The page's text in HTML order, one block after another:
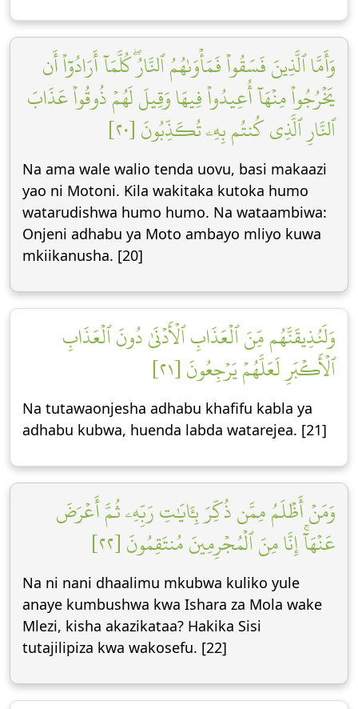
وَأَمَّا ٱلَّذِينَ فَسَقُواْ فَمَأۡوَىٰهُمُ ٱلنَّارُۖ كُلَّمَآ أَرَادُوٓاْ أَن
يَخۡرُجُواْ مِنۡهَآ أُعِيدُواْ فِيهَا وَقِيلَ لَهُمۡ ذُوقُواْ عَذَابَ
ٱلنَّارِ ٱلَّذِي كُنتُم بِهِۦ تُكَذِّبُونَ [٢٠]
Na ama wale walio tenda uovu, basi makaazi
yao ni Motoni. Kila wakitaka kutoka humo
watarudishwa humo humo. Na wataambiwa:
Onjeni adhabu ya Moto ambayo mliyo kuwa
mkiikanusha. [20]
وَلَنُذِيقَنَّهُم مِّنَ ٱلۡعَذَابِ ٱلۡأَدۡنَىٰ دُونَ ٱلۡعَذَابِ
ٱلۡأَكۡبَرِ لَعَلَّهُمۡ يَرۡجِعُونَ [٢١]
Na tutawaonjesha adhabu khafifu kabla ya
adhabu kubwa, huenda labda watarejea. [21]
وَمَنۡ أَظۡلَمُ مِمَّن ذُكِّرَ بِـَٔايَٰتِ رَبِّهِۦ ثُمَّ أَعۡرَضَ
عَنۡهَآۚ إِنَّا مِنَ ٱلۡمُجۡرِمِينَ مُنتَقِمُونَ [٢٢]
Na ni nani dhaalimu mkubwa kuliko yule
anaye kumbushwa kwa Ishara za Mola wake
Mlezi, kisha akazikataa? Hakika Sisi
tutajilipiza kwa wakosefu. [22]